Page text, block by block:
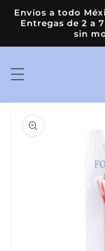
directamente
al contenido
Envíos a todo
Entregas de 2 a
sin
directamente
información